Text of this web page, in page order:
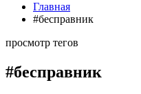
Главная
#бесправник
просмотр тегов
#бесправник